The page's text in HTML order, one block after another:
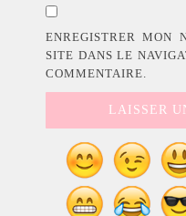
ENREGISTRER MON
SITE DANS LE
COMMENTAIRE.